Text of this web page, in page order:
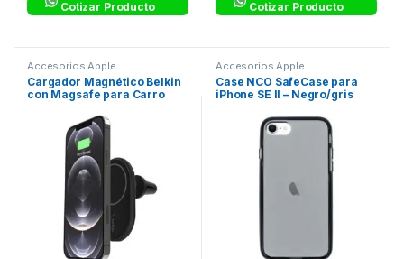
Cotizar Producto Cotizar Producto
Accesorios Apple
Cargador Magnético Belkin
con Magsafe para Carro
Accesorios Apple
Case NCO SafeCase para
iPhone SE II – Negro/gris